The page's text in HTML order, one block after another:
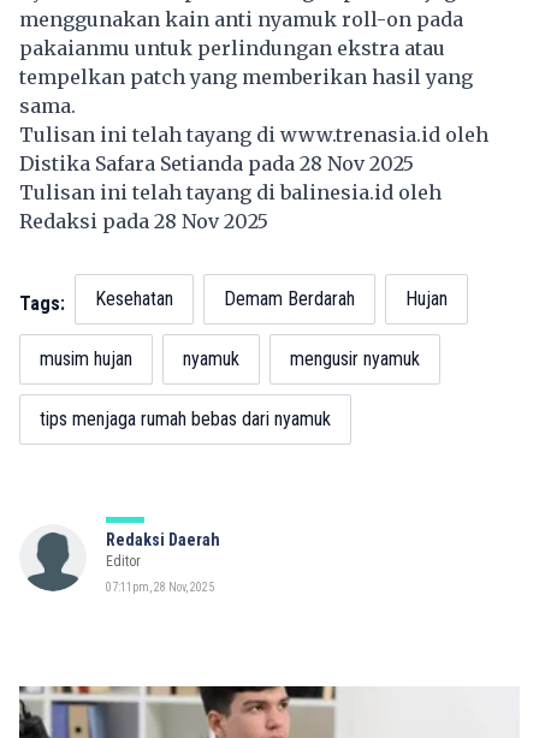
menggunakan kain anti nyamuk roll-on pada
pakaianmu untuk perlindungan ekstra atau
tempelkan patch yang memberikan hasil yang
sama.
Tulisan ini telah tayang di www.trenasia.id oleh
Distika Safara Setianda pada 28 Nov 2025
Tulisan ini telah tayang dibalinesia.id oleh
Redaksi pada 28 Nov 2025
Tags: Kesehatan Demam Berdarah Hujan
musim hujan nyamuk mengusir nyamuk
tips menjaga rumah bebas dari nyamuk
Redaksi Daerah
Editor
07:11pm, 28 Nov, 2025